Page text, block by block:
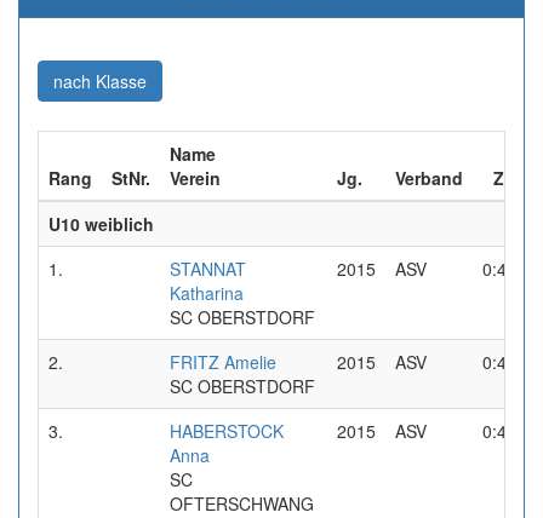
nach Klasse(aktuell)
Rang StNr.
Name
Verein
Jg. Verband
Zeit-1
U10 weiblich
1.
STANNAT
Katharina
SC OBERSTDORF
2015 ASV 0:41,19
2.
FRITZ Amelie
SC OBERSTDORF
2015 ASV 0:42,46
3.
HABERSTOCK
Anna
SC
OFTERSCHWANG
2015 ASV 0:44,03